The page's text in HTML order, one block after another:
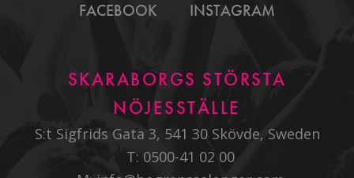
FACEBOOK INSTAGRAM
SKARABORGS STÖRSTA
NÖJESSTÄLLE
S:t Sigfrids Gata 3, 541 30 Skövde, Sweden
T: 0500-41 02 00